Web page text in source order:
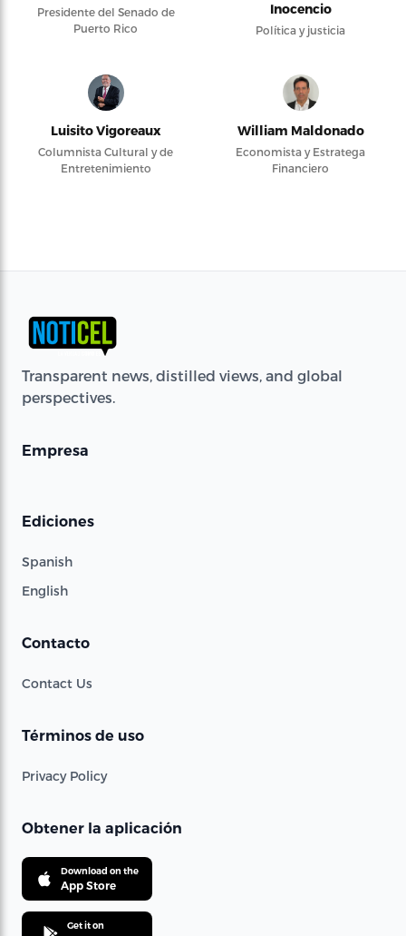
Presidente del Senado de
Puerto Rico
Inocencio
Política y justicia
Luisito Vigoreaux
Columnista Cultural y de
Entretenimiento
William Maldonado
Economista y Estratega
Financiero
Transparent news, distilled views, and global
perspectives.
Empresa
Ediciones
Spanish
English
Contacto
Contact Us
Términos de uso
Privacy Policy
Obtener la aplicación
Download on the
App Store
Get it on